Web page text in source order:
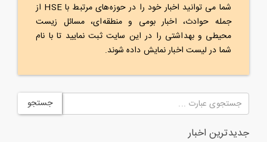
شما می توانید اخبار خود را در حوزه‌های مرتبط با HSE از
جمله حوادث، اخبار بومی و منطقه‌ای، مسائل زیست
محیطی و بهداشتی را در این سایت ثبت نمایید تا با نام
شما در لیست اخبار نمایش داده شوند.
جستجو
جدیدترین اخبار